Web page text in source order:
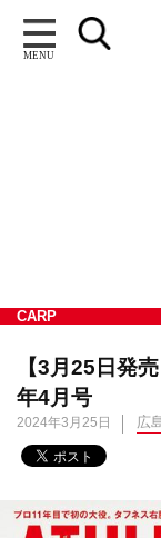
MENU
CARP
【3月25日発
年4月号
2024年3月25日 広